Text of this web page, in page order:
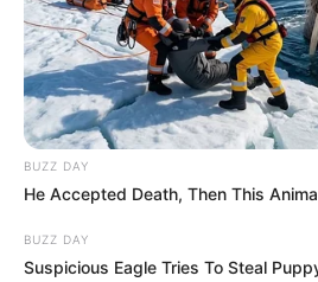
BUZZ DAY
He Accepted Death, Then This
BUZZ DAY
Suspicious Eagle Tries To Steal